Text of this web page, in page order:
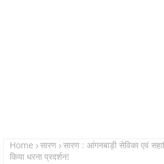
Home सारण सारण : आंगनबाड़ी सेविका एवं
किया धरना प्रदर्शन!